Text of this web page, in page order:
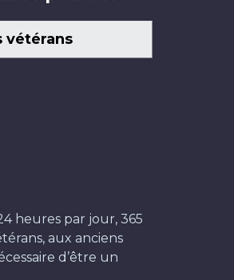
vétérans
heures par jour, 365
aux anciens
d’être un